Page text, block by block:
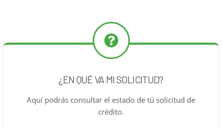
¿EN QUÉ VA MI SOLICITUD?
Aquí podrás consultar el estado de tú solicitud de
crédito.